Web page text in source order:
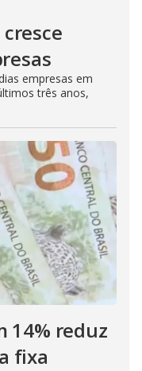
empresas em
três anos,
14% reduz
fixa